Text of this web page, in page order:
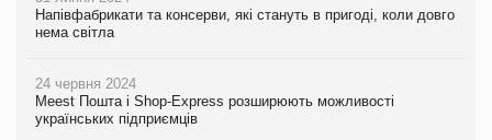
Напівфабрикати та консерви, які стануть в пригоді, коли довго
нема світла
24 червня 2024
Meest Пошта і Shop-Express розширюють можливості
українських підприємців